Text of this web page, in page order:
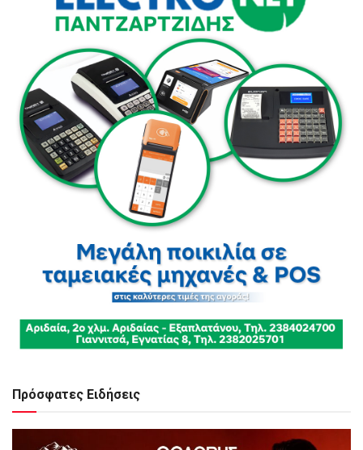
Πρόσφατες Ειδήσεις